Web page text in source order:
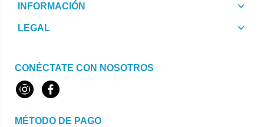
INFORMACIÓN
LEGAL
CONÉCTATE CON NOSOTROS
InstagramFacebook
MÉTODO DE PAGO